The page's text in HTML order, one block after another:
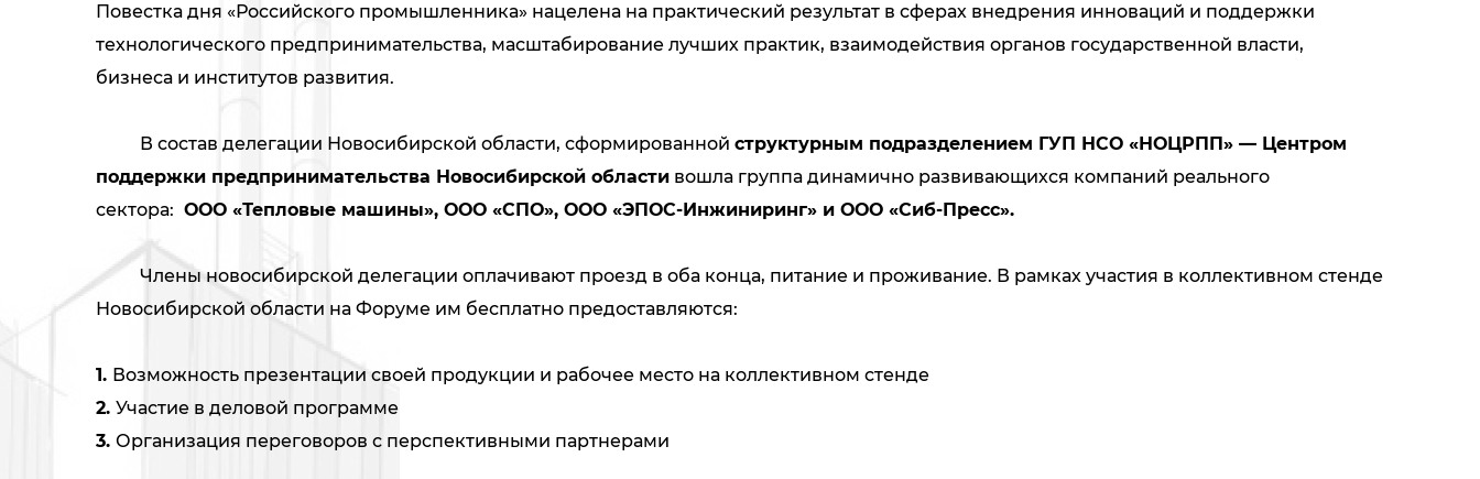
Повестка дня «Российского промышленника» нацелена на практический результат в сферах внедрения инноваций и поддержки
технологического предпринимательства, масштабирование лучших практик, взаимодействия органов государственной власти,
бизнеса и институтов развития.
В состав делегации Новосибирской области, сформированной структурным подразделением ГУП НСО «НОЦРПП» — Центром
поддержки предпринимательства Новосибирской области вошла группа динамично развивающихся компаний реального
сектора: ООО «Тепловые машины», ООО «СПО», ООО «ЭПОС-Инжиниринг» и ООО «Сиб-Пресс».
Члены новосибирской делегации оплачивают проезд в оба конца, питание и проживание. В рамках участия в коллективном стенде
Новосибирской области на Форуме им бесплатно предоставляются:
1. Возможность презентации своей продукции и рабочее место на коллективном стенде
2. Участие в деловой программе
3. Организация переговоров с перспективными партнерами